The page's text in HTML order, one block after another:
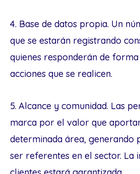
4. Base de datos propia. Un
que se estarán registrando
quienes responderán de
acciones que se realicen.
5. Alcance y comunidad. Las
marca por el valor que
determinada área, generando
ser referentes en el sector. La